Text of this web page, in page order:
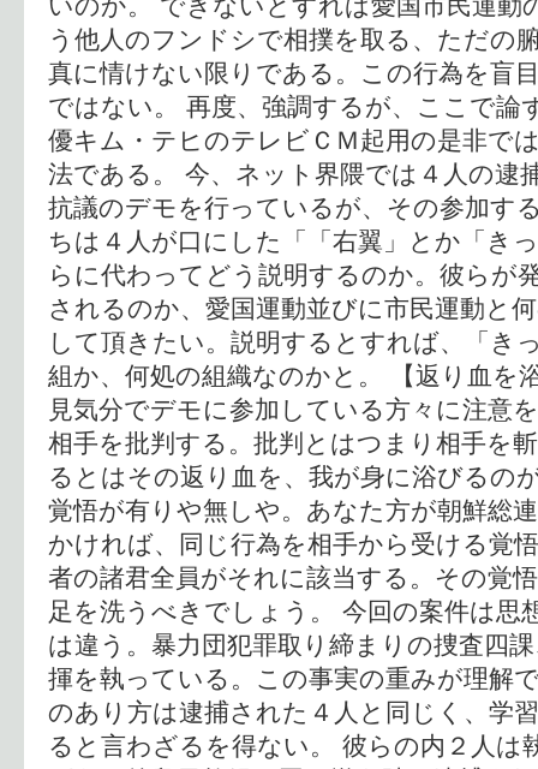
う他人のフンドシで相撲を取る、ただの
真に情けない限りである。この行為を盲
ではない。 再度、強調するが、ここで論
優キム・テヒのテレビＣＭ起用の是非で
法である。 今、ネット界隈では４人の逮
抗議のデモを行っているが、その参加す
ちは４人が口にした「「右翼」とか「き
らに代わってどう説明するのか。彼らが
されるのか、愛国運動並びに市民運動と
して頂きたい。説明するとすれば、「き
組か、何処の組織なのかと。 【返り血を
見気分でデモに参加している方々に注意
相手を批判する。批判とはつまり相手を
るとはその返り血を、我が身に浴びるの
覚悟が有りや無しや。あなた方が朝鮮総
かければ、同じ行為を相手から受ける覚
者の諸君全員がそれに該当する。その覚
足を洗うべきでしょう。 今回の案件は思
は違う。暴力団犯罪取り締まりの捜査四
揮を執っている。この事実の重みが理解
のあり方は逮捕された４人と同じく、学
ると言わざるを得ない。 彼らの内２人は